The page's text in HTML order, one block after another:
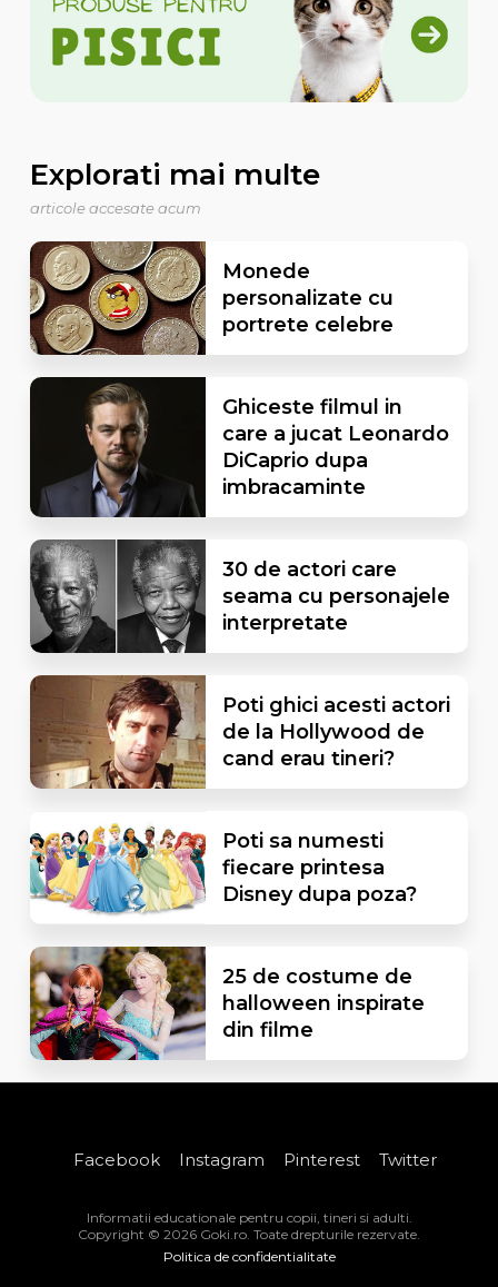
Explorati mai multe
articole accesate acum
Monede
personalizate cu
portrete celebre
Ghiceste filmul in
care a jucat Leonardo
DiCaprio dupa
imbracaminte
30 de actori care
seama cu personajele
interpretate
Poti ghici acesti actori
de la Hollywood de
cand erau tineri?
Poti sa numesti
fiecare printesa
Disney dupa poza?
25 de costume de
halloween inspirate
din filme
Facebook Instagram Pinterest Twitter
Informatii educationale pentru copii, tineri si adulti.
Copyright © 2026 Goki.ro. Toate drepturile rezervate.
Politica de confidentialitate